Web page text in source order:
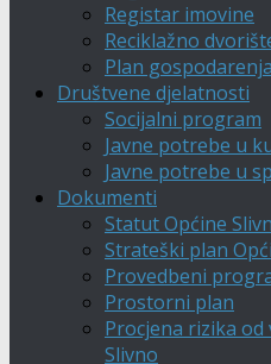
Registar imovine
Reciklažno
Plan
Društvene djelatnosti
Socijalni program
Javne potrebe u
Javne potrebe u
Dokumenti
Statut Općine
Strateški plan
Provedbeni
Prostorni plan
Procjena rizika
Slivno